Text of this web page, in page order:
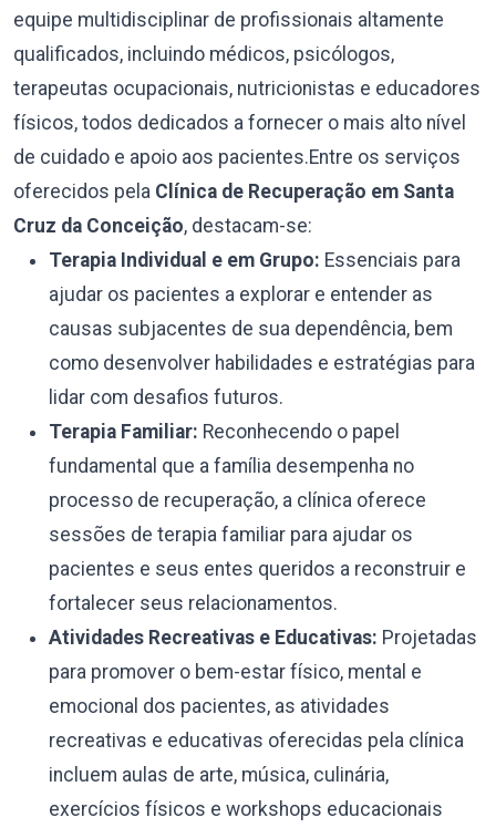
equipe multidisciplinar de profissionais altamente
qualificados, incluindo médicos, psicólogos,
terapeutas ocupacionais, nutricionistas e educadores
físicos, todos dedicados a fornecer o mais alto nível
de cuidado e apoio aos pacientes.Entre os serviços
oferecidos pela Clínica de Recuperação em Santa
Cruz da Conceição, destacam-se:
Terapia Individual e em Grupo: Essenciais para
ajudar os pacientes a explorar e entender as
causas subjacentes de sua dependência, bem
como desenvolver habilidades e estratégias para
lidar com desafios futuros.
Terapia Familiar: Reconhecendo o papel
fundamental que a família desempenha no
processo de recuperação, a clínica oferece
sessões de terapia familiar para ajudar os
pacientes e seus entes queridos a reconstruir e
fortalecer seus relacionamentos.
Atividades Recreativas e Educativas: Projetadas
para promover o bem-estar físico, mental e
emocional dos pacientes, as atividades
recreativas e educativas oferecidas pela clínica
incluem aulas de arte, música, culinária,
exercícios físicos e workshops educacionais